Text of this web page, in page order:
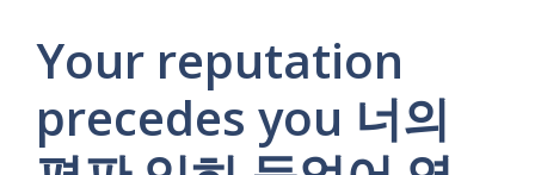
Your reputation
precedes you 너의